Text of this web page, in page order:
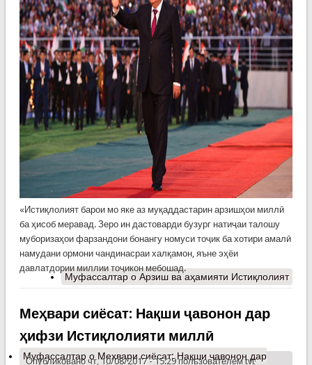
«Истиқлолият барои мо яке аз муқаддастарин арзишҳои миллӣ
ба ҳисоб меравад. Зеро ин дастоварди бузург натиҷаи талошу
муборизаҳои фарзандони бонангу номуси тоҷик ба хотири амалӣ
намудани ормони чандинасраи халқамон, яъне эҳёи
давлатдории миллии тоҷикон мебошад.
Муфассалтар о Арзиш ва аҳамияти Истиқлолият
Меҳвари сиёсат: Нақши ҷавонон дар
ҳифзи Истиқлолияти миллӣ
Опубликовано чт, 10/08/2017 - 15:29 пользователемtvt
Муфассалтаро Меҳвари сиёсат: Нақши ҷавонон дар